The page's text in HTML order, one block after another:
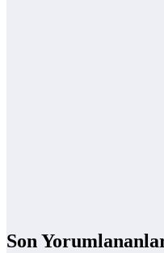
Son